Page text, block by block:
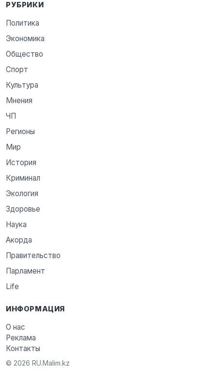
РУБРИКИ
Политика
Экономика
Общество
Спорт
Культура
Мнения
ЧП
Регионы
Мир
История
Криминал
Экология
Здоровье
Наука
Акорда
Правительство
Парламент
Life
ИНФОРМАЦИЯ
О нас
Реклама
Контакты
© 2026 RU.Malim.kz